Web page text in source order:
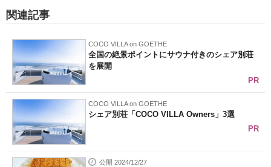
関連記事
COCO VILLA on GOETHE
全国の絶景ポイントにサウナ付きのシェア別荘
を展開
PR
COCO VILLA on GOETHE
シェア別荘「COCO VILLA Owners」3選
PR
公開 2024/12/27